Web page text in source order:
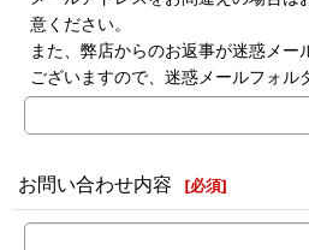
意ください。
また、弊店からのお返事が迷惑メー
ございますので、迷惑メールフォル
お問い合わせ内容 [必須]